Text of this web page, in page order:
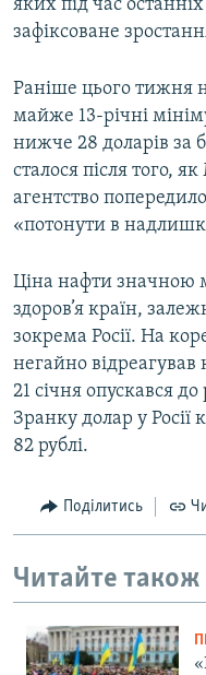
яких під час
зафіксоване
Раніше цього тижня
майже 13-річні
нижче 28 доларів за
сталося після того,
агентство
«потонути в
Ціна нафти значною
здоров’я країн,
зокрема Росії. На
негайно відреагував
21 січня опускався
Зранку долар у Росії
82 рублі.
Поділитись
Читайте також